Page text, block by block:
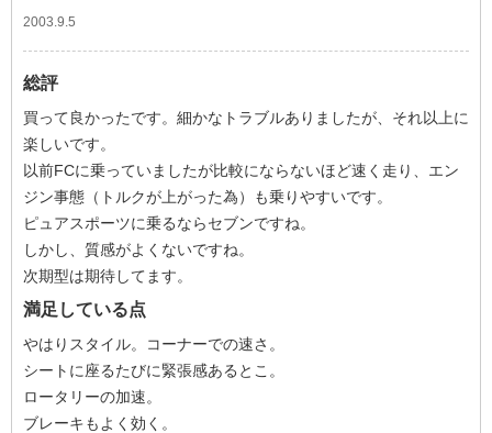
2003.9.5
総評
買って良かったです。細かなトラブルありましたが、それ以上に
楽しいです。
以前FCに乗っていましたが比較にならないほど速く走り、エン
ジン事態（トルクが上がった為）も乗りやすいです。
ピュアスポーツに乗るならセブンですね。
しかし、質感がよくないですね。
次期型は期待してます。
満足している点
やはりスタイル。コーナーでの速さ。
シートに座るたびに緊張感あるとこ。
ロータリーの加速。
ブレーキもよく効く。